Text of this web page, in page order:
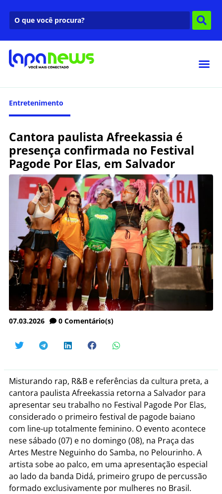
Entretenimento
Cantora paulista Afreekassia é
presença confirmada no Festival
Pagode Por Elas, em Salvador
07.03.2026 0 Comentário(s)
Misturando rap, R&B e referências da cultura preta, a
cantora paulista Afreekassia retorna a Salvador para
apresentar seu trabalho no Festival Pagode Por Elas,
considerado o primeiro festival de pagode baiano
com line-up totalmente feminino. O evento acontece
nese sábado (07) e no domingo (08), na Praça das
Artes Mestre Neguinho do Samba, no Pelourinho. A
artista sobe ao palco, em uma apresentação especial
ao lado da banda Didá, primeiro grupo de percussão
formado exclusivamente por mulheres no Brasil.